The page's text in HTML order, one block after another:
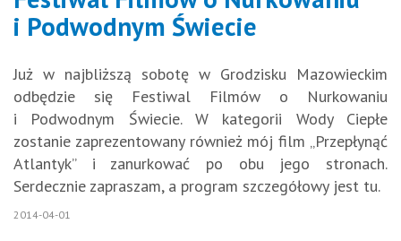
i Podwodnym Świecie
Już w najbliższą sobotę w Grodzisku Mazowieckim
odbędzie się Festiwal Filmów o Nurkowaniu
i Podwodnym Świecie. W kategorii Wody Ciepłe
zostanie zaprezentowany również mój film „Przepłynąć
Atlantyk” i zanurkować po obu jego stronach.
Serdecznie zapraszam, a program szczegółowy jest tu.
2014-04-01